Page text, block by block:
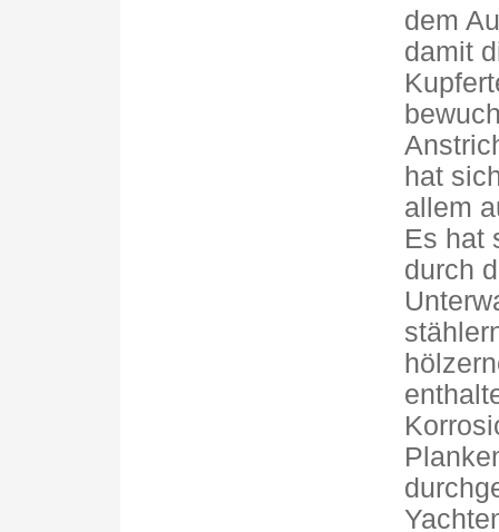
dem
damit
hat
allem
Es hat
durch